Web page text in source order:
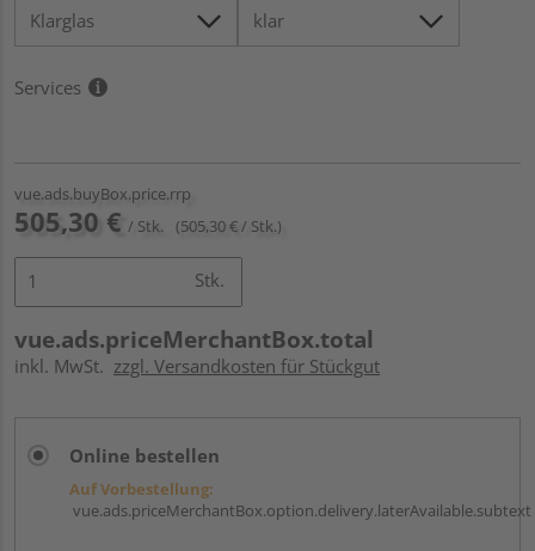
Services
vue.ads.buyBox.price.rrp
505,30 € / Stk. (505,30 € / Stk.)
Stk.
vue.ads.priceMerchantBox.total
inkl. MwSt. zzgl. Versandkosten für Stückgut
Online bestellen
Auf Vorbestellung:
vue.ads.priceMerchantBox.option.delivery.laterAvailable.subtext